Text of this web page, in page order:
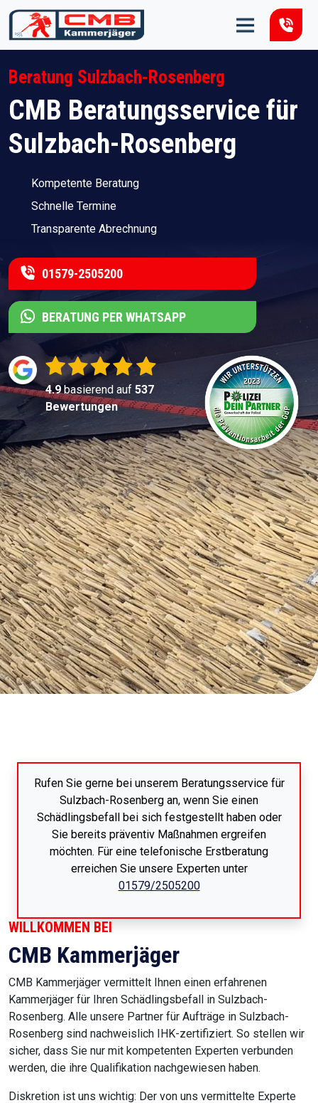
Zum Inhalt springen
Beratung Sulzbach-Rosenberg
CMB Beratungsservice für
Sulzbach-Rosenberg
Kompetente Beratung
Schnelle Termine
Transparente Abrechnung
01579-2505200
BERATUNG PER WHATSAPP
4.9basierend auf 537
Bewertungen
Rufen Sie gerne bei unserem Beratungsservice für
Sulzbach-Rosenberg an, wenn Sie einen
Schädlingsbefall bei sich festgestellt haben oder
Sie bereits präventiv Maßnahmen ergreifen
möchten. Für eine telefonische Erstberatung
erreichen Sie unsere Experten unter
01579/2505200
WILLKOMMEN BEI
CMB Kammerjäger
CMB Kammerjäger vermittelt Ihnen einen erfahrenen
Kammerjäger für Ihren Schädlingsbefall in Sulzbach-
Rosenberg. Alle unsere Partner für Aufträge in Sulzbach-
Rosenberg sind nachweislich IHK-zertifiziert. So stellen wir
sicher, dass Sie nur mit kompetenten Experten verbunden
werden, die ihre Qualifikation nachgewiesen haben.
Diskretion ist uns wichtig: Der von uns vermittelte Experte